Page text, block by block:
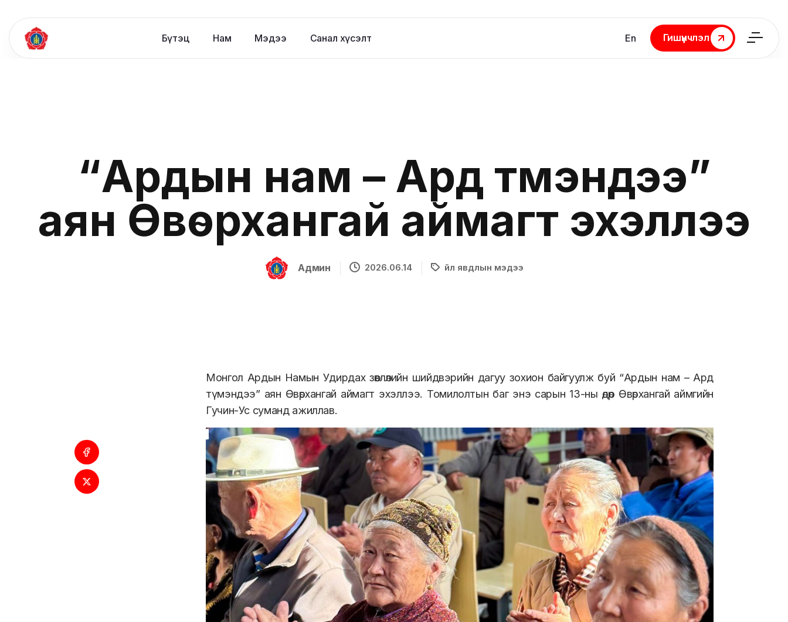
Бүтэц Нам Мэдээ Санал хүсэлт En
Гишүүнчлэл
Гишүүнчлэл
“Ардын нам – Ард түмэндээ”
аян Өвөрхангай аймагт эхэллээ
Админ 2026.06.14 Үйл явдлын мэдээ
Монгол Ардын Намын Удирдах зөвлөлийн шийдвэрийн дагуу зохион байгуулж буй “Ардын нам – Ард
түмэндээ” аян Өвөрхангай аймагт эхэллээ. Томилолтын багэнэ сарын 13-ны өдөр Өвөрхангай аймгийн
Гучин-Ус суманд ажиллав.